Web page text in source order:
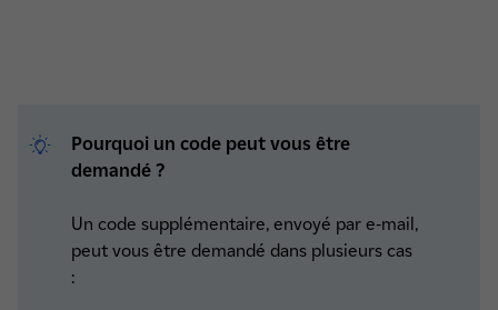
Pourquoi un code peut vous être
demandé ?
Un code supplémentaire, envoyé par e-mail,
peut vous être demandé dans plusieurs cas
: